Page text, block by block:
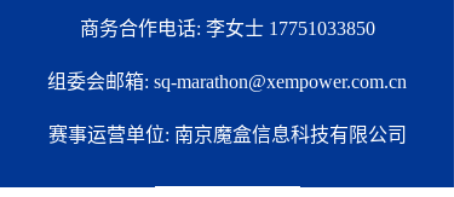
商务合作电话: 李女士 17751033850
组委会邮箱: sq-marathon@xempower.com.cn
赛事运营单位: 南京魔盒信息科技有限公司